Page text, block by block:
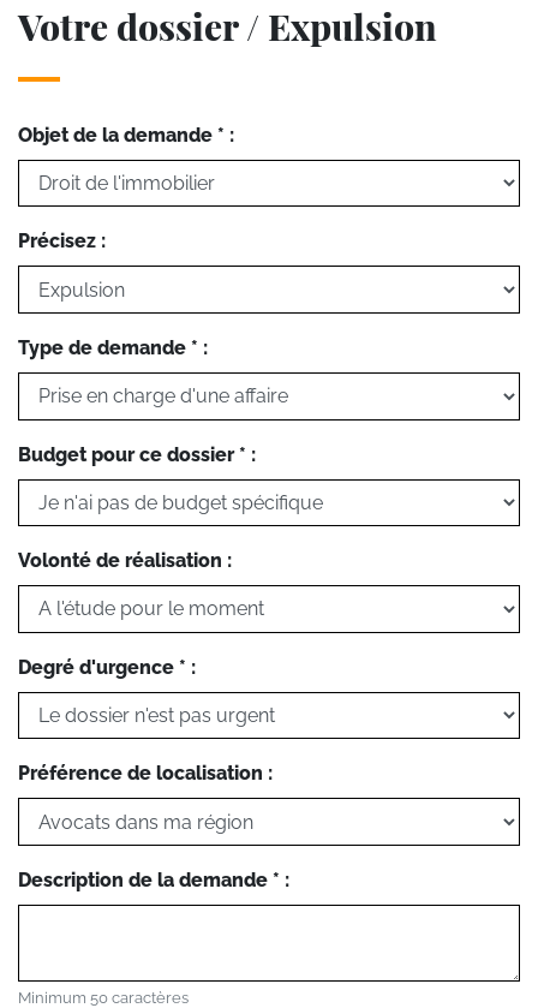
Votre dossier / Expulsion
Objet de la demande * :
Précisez :
Type de demande * :
Budget pour ce dossier * :
Volonté de réalisation :
Degré d'urgence * :
Préférence de localisation :
Description de la demande * :
Minimum 50 caractères